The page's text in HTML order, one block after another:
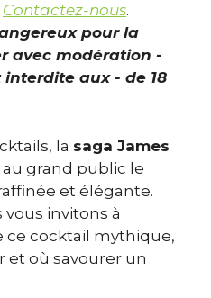
Contactez-nous.
pour la
avec modération -
interdite aux - de 18
la saga James
grand public le
et élégante.
invitons à
ce cocktail mythique,
où savourer un